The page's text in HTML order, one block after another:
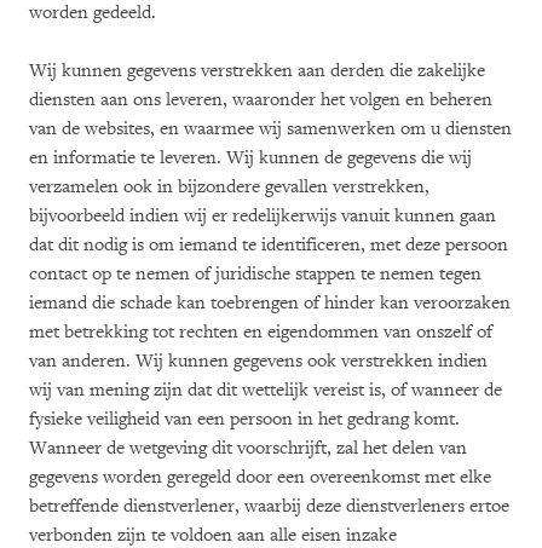
worden gedeeld.
Wij kunnen gegevens verstrekken aan derden die zakelijke
diensten aan ons leveren, waaronder het volgen en beheren
van de websites, en waarmee wij samenwerken om u diensten
en informatie te leveren. Wij kunnen de gegevens die wij
verzamelen ook in bijzondere gevallen verstrekken,
bijvoorbeeld indien wij er redelijkerwijs vanuit kunnen gaan
dat dit nodig is om iemand te identificeren, met deze persoon
contact op te nemen of juridische stappen te nemen tegen
iemand die schade kan toebrengen of hinder kan veroorzaken
met betrekking tot rechten en eigendommen van onszelf of
van anderen. Wij kunnen gegevens ook verstrekken indien
wij van mening zijn dat dit wettelijk vereist is, of wanneer de
fysieke veiligheid van een persoon in het gedrang komt.
Wanneer de wetgeving dit voorschrijft, zal het delen van
gegevens worden geregeld door een overeenkomst met elke
betreffende dienstverlener, waarbij deze dienstverleners ertoe
verbonden zijn te voldoen aan alle eisen inzake